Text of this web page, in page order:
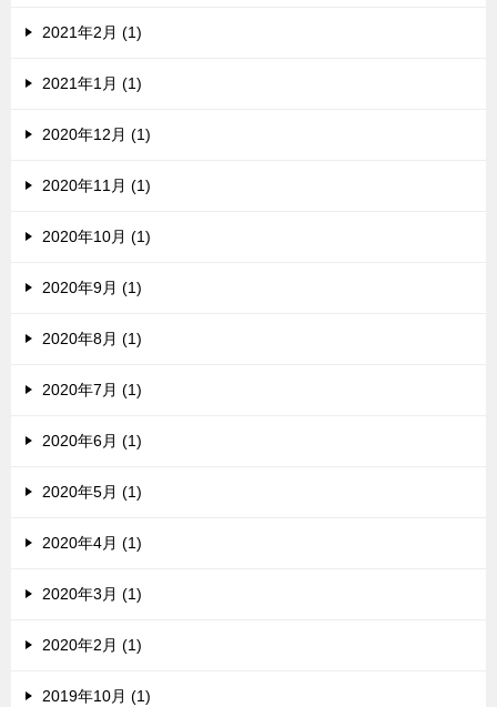
2021年2月 (1)
2021年1月 (1)
2020年12月 (1)
2020年11月 (1)
2020年10月 (1)
2020年9月 (1)
2020年8月 (1)
2020年7月 (1)
2020年6月 (1)
2020年5月 (1)
2020年4月 (1)
2020年3月 (1)
2020年2月 (1)
2019年10月 (1)